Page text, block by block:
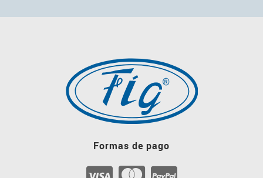
Formas de pago